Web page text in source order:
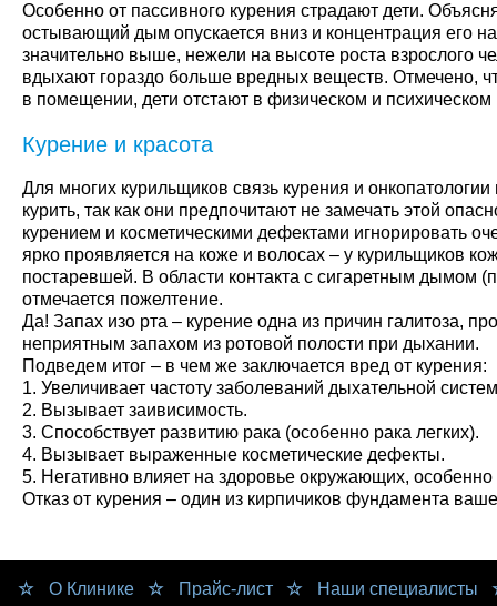
Особенно от пассивного курения страдают дети.
остывающий дым опускается вниз и концентрация его
значительно выше, нежели на высоте роста взрослого
вдыхают гораздо больше вредных веществ. Отмечено,
в помещении, дети отстают в физическом и психическом
Курение и красота
Для многих курильщиков связь курения и онкопатологии
курить, так как они предпочитают не замечать этой
курением и косметическими дефектами игнорировать
ярко проявляется на коже и волосах – у курильщиков
постаревшей. В области контакта с сигаретным дымом
отмечается пожелтение.
Да! Запах изо рта – курение одна из причин галитоза,
неприятным запахом из ротовой полости при дыхании.
Подведем итог – в чем же заключается вред от курения:
1. Увеличивает частоту заболеваний дыхательной
2. Вызывает заивисимость.
3. Способствует развитию рака (особенно рака легких).
4. Вызывает выраженные косметические дефекты.
5. Негативно влияет на здоровье окружающих, особенно
Отказ от курения – один из кирпичиков фундамента
О Клинике Прайс-лист Наши специалисты